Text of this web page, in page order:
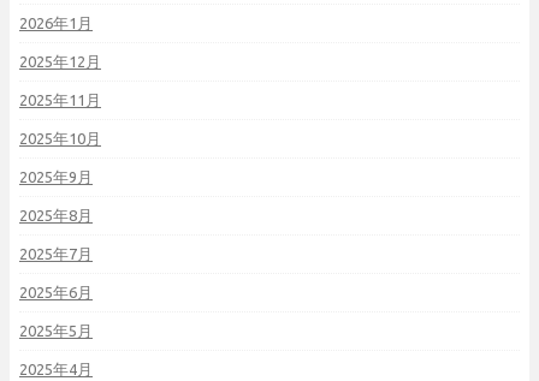
2026年1月
2025年12月
2025年11月
2025年10月
2025年9月
2025年8月
2025年7月
2025年6月
2025年5月
2025年4月